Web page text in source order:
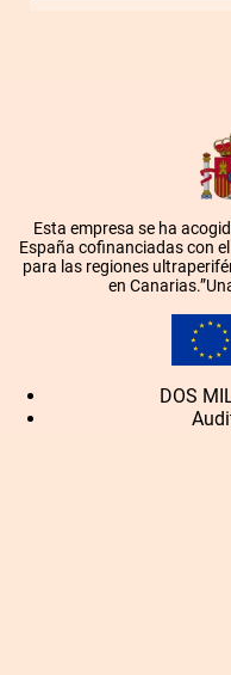
Esta empresa se ha
España cofinanciadas con
para las regiones
en
DOS